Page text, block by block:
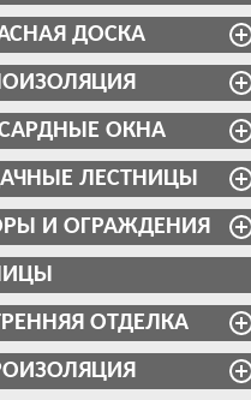
ДОСКА
ОКНА
ЛЕСТНИЦЫ
И ОГРАЖДЕНИЯ
ОТДЕЛКА